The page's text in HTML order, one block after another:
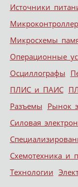
Источники
Микросхемы
Операционные
Осциллографы
ПЛИС и ПАИС
Разъемы Рынок
Силовая
Схемотехника и
Технологии